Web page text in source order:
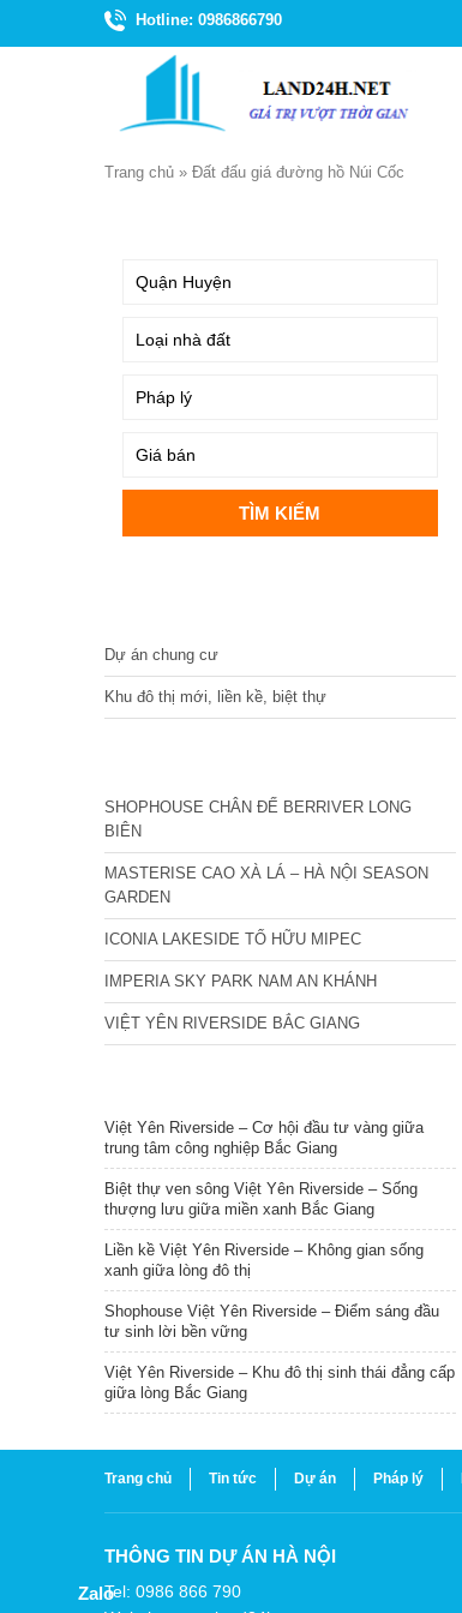
Hotline: 0986866790
Trang chủ » Đất đấu giá đường hồ Núi Cốc
Dự án chung cư
Khu đô thị mới, liền kề, biệt thự
SHOPHOUSE CHÂN ĐẾ BERRIVER LONG
BIÊN
MASTERISE CAO XÀ LÁ – HÀ NỘI SEASON
GARDEN
ICONIA LAKESIDE TỐ HỮU MIPEC
IMPERIA SKY PARK NAM AN KHÁNH
VIỆT YÊN RIVERSIDE BẮC GIANG
Việt Yên Riverside – Cơ hội đầu tư vàng giữa
trung tâm công nghiệp Bắc Giang
Biệt thự ven sông Việt Yên Riverside – Sống
thượng lưu giữa miền xanh Bắc Giang
Liền kề Việt Yên Riverside – Không gian sống
xanh giữa lòng đô thị
Shophouse Việt Yên Riverside – Điểm sáng đầu
tư sinh lời bền vững
Việt Yên Riverside – Khu đô thị sinh thái đẳng cấp
giữa lòng Bắc Giang
Trang chủ Tin tức Dự án Pháp lý
THÔNG TIN DỰ ÁN HÀ NỘI
Tel: 0986 866 790
Zalo